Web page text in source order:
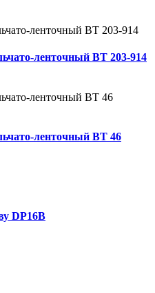
ленточный BT 203-914
ленточный BT 46
DP16B